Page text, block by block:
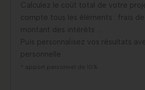
Calculez le coût total de votre
compte tous les éléments : frais de
montant des intérêts …
Puis personnalisez vos résultats
personnelle.
* apport personnel de 10%